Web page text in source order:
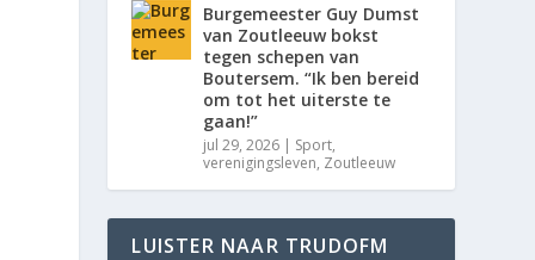
Burgemeester Guy Dumst
van Zoutleeuw bokst
tegen schepen van
Boutersem. “Ik ben bereid
om tot het uiterste te
gaan!”
jul 29, 2026 | Sport,
verenigingsleven, Zoutleeuw
LUISTER NAAR TRUDOFM